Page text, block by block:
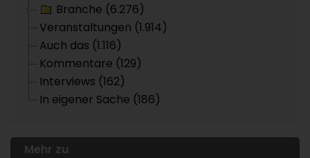
Branche (6.276)
Veranstaltungen (1.914)
Auch das (1.116)
Kommentare (129)
Interviews (162)
In eigener Sache (186)
Mehr zu